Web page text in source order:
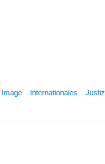
Image Internationales Justiz